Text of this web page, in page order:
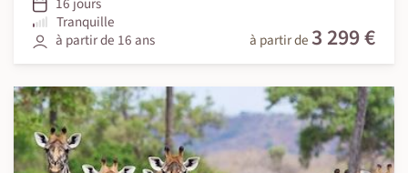
Tranquille
à partir de 16 ans
à partir de 3 299 €